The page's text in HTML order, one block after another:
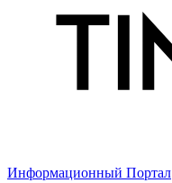
Информационный Портал